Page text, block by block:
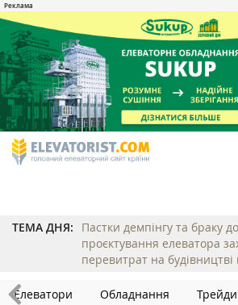
ТЕМА ДНЯ:
Пастки демпінгу та браку
проєктування елеватора
перевитрат на будівництві
Елеватори Обладнання